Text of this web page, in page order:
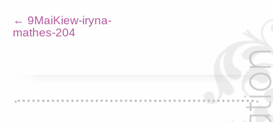
← 9MaiKiew-iryna-
mathes-204